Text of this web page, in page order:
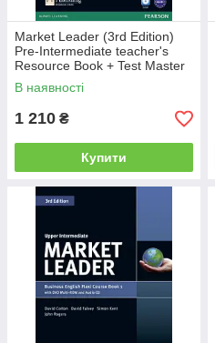
Market Leader (3rd Edition)
Pre-Intermediate teacher's
Resource Book + Test Master
CD-ROM
В наявності
1 210 ₴
Купити